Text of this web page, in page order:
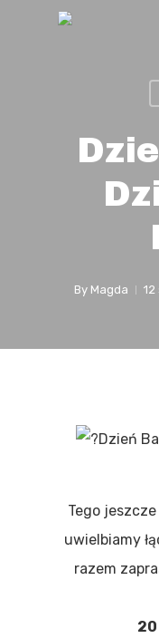
By Magda
Dzień
Tego
uwielbiamy
razem